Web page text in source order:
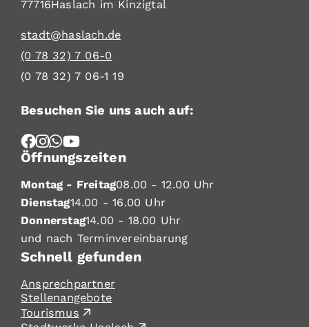
77716Haslach im Kinzigtal
stadt@haslach.de
(0 78 32) 7 06-0
(0 78 32) 7 06-1 19
Besuchen Sie uns auch auf:
Öffnungszeiten
Montag - Freitag08.00 - 12.00 Uhr
Dienstag14.00 - 16.00 Uhr
Donnerstag14.00 - 18.00 Uhr
und nach Terminvereinbarung
Schnell gefunden
Ansprechpartner
Stellenangebote
Tourismus